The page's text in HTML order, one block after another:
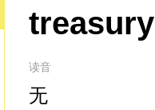
treasury
读音
无